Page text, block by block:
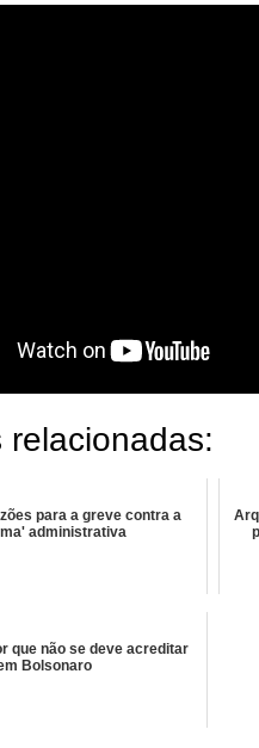
relacionadas:
para a greve contra a
administrativa
que não se deve acreditar
Bolsonaro